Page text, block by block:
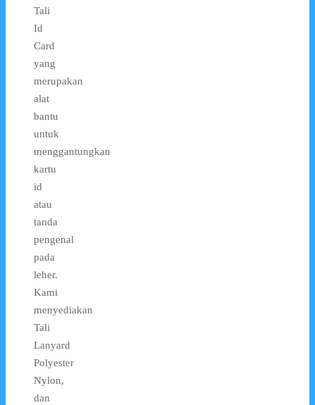
Tali
Id
Card
yang
merupakan
alat
bantu
untuk
menggantungkan
kartu
id
atau
tanda
pengenal
pada
leher.
Kami
menyediakan
Tali
Lanyard
Polyester
Nylon,
dan